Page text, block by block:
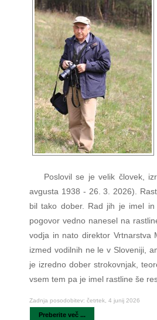
Poslovil se je velik človek,
avgusta 1938 - 26. 3. 2026).
bil tako dober. Rad jih je imel
pogovor vedno nanesel na
vodja in nato direktor Vrtnarstva
izmed vodilnih ne le v Sloveniji,
je izredno dober strokovnjak,
vsem tem pa je imel rastline še
Zadnja posodobitev: četrtek, 4 junij 2026
Preberite več ...